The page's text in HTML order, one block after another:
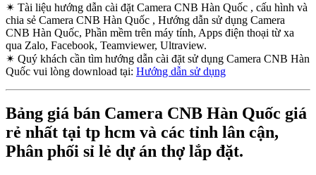
✴ Tài liệu hướng dẫn cài đặt Camera CNB Hàn Quốc , cấu hình và
chia sẻ Camera CNB Hàn Quốc , Hướng dẫn sử dụng Camera
CNB Hàn Quốc, Phần mềm trên máy tính, Apps điện thoại từ xa
qua Zalo, Facebook, Teamviewer, Ultraview.
✴ Quý khách cần tìm hướng dẫn cài đặt sử dụng Camera CNB Hàn
Quốc vui lòng download tại: Hướng dẫn sử dụng
Bảng giá bán Camera CNB Hàn Quốc giá
rẻ nhất tại tp hcm và các tỉnh lân cận,
Phân phối sỉ lẻ dự án thợ lắp đặt.